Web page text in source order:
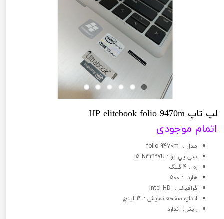
لپ تاپ HP elitebook folio 9470m
اتمام موجودی
مدل : folio 9470m
سي پي يو : I5 N3437U
رم : 4 گیگ
هارد : 500
گرافيک : Intel HD
اندازه صفحه نمایش : 14 اینچ
رایتر : ندارد